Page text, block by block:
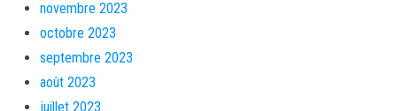
novembre 2023
octobre 2023
septembre 2023
août 2023
juillet 2023